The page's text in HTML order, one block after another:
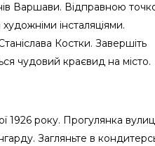
Варшави. Відправною
інсталяціями.
Костки. Завершіть
чудовий краєвид на місто.
1926 року. Прогулянка
Загляньте в